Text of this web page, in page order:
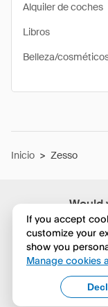
Would
Alquiler de coches
Libros
Belleza/
Inicio > Zesso
If you accept
customize your
show you
Manage cookies